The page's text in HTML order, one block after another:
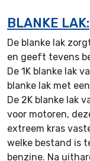
BLANKE LAK:
De blanke lak
en geeft tevens
De 1K blanke lak
blanke lak met
De 2K blanke lak
voor motoren,
extreem kras
welke bestand is
benzine. Na